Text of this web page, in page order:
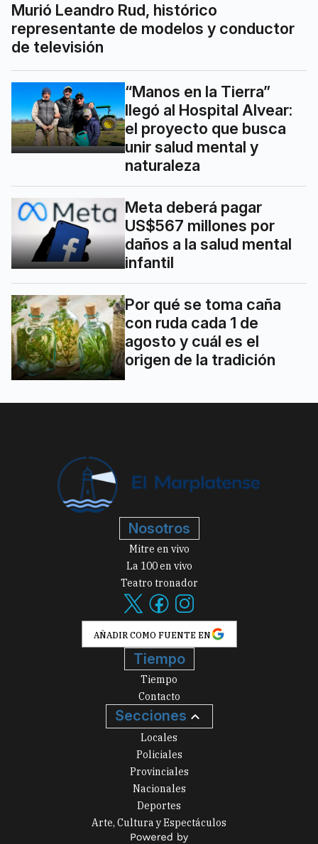
Murió Leandro Rud, histórico
representante de modelos y conductor
de televisión
“Manos en la Tierra”
llegó al Hospital Alvear:
el proyecto que busca
unir salud mental y
naturaleza
Meta deberá pagar
US$567 millones por
daños a la salud mental
infantil
Por qué se toma caña
con ruda cada 1 de
agosto y cuál es el
origen de la tradición
Nosotros
Mitre en vivo
La 100 en vivo
Teatro tronador
AÑADIR COMO FUENTE EN
Tiempo
Tiempo
Contacto
Secciones
Locales
Policiales
Provinciales
Nacionales
Deportes
Arte, Cultura y Espectáculos